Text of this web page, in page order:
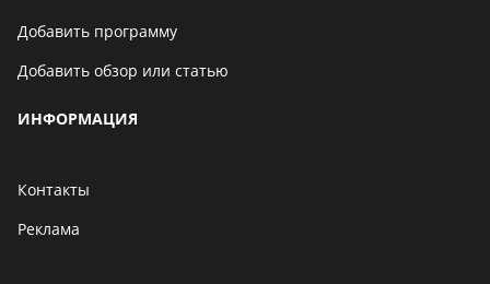
Добавить программу
Добавить обзор или статью
ИНФОРМАЦИЯ
Контакты
Реклама